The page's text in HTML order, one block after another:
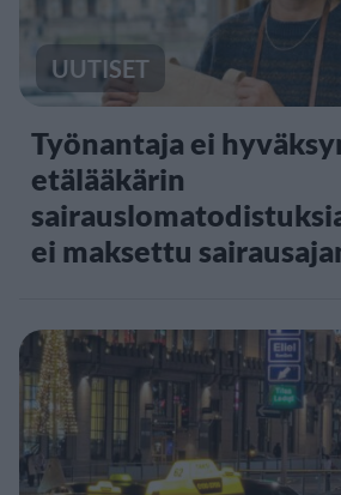
UUTISET
Työnantaja ei
etälääkärin
ei maksettu